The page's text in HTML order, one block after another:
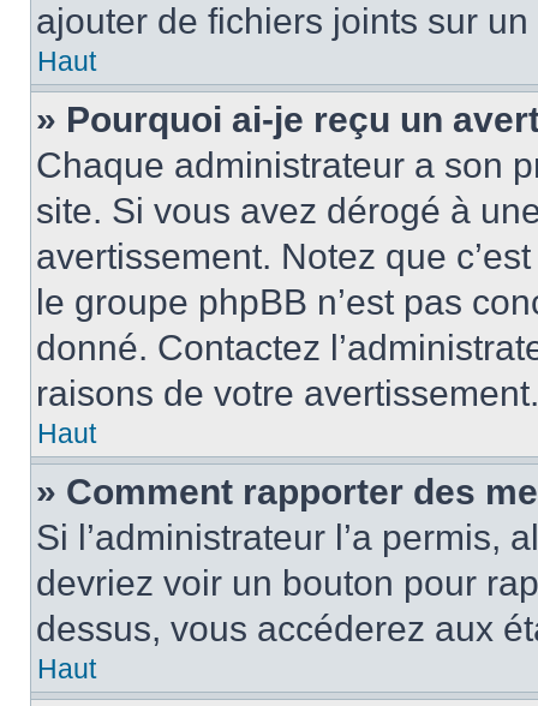
ajouter de fichiers joints sur un
Haut
» Pourquoi ai-je reçu un
Chaque administrateur a son
site. Si vous avez dérogé à
avertissement. Notez que
le groupe phpBB n’est pas
donné. Contactez
raisons de votre avertissement.
Haut
» Comment rapporter des
Si l’administrateur l’a permis,
devriez voir un bouton pour
dessus, vous accéderez aux
Haut